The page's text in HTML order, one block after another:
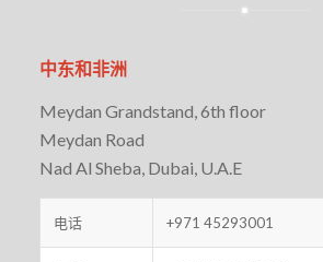
中东和非洲
Meydan Grandstand, 6th floor
Meydan Road
Nad Al Sheba, Dubai, U.A.E
电话 +971 45293001